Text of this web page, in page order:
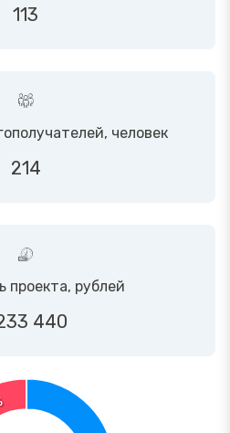
113
человек
214
проекта, рублей
440